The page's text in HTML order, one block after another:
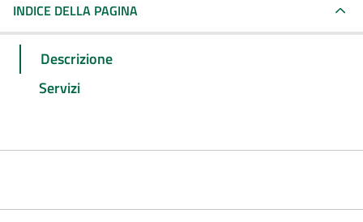
INDICE DELLA PAGINA
Descrizione
Servizi